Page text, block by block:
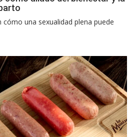
una sexualidad plena puede